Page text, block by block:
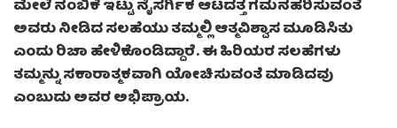
ಮೇಲೆ ನಂಬಿಕೆ ಇಟ್ಟು ನೈಸರ್ಗಿಕ ಆಟದತ್ತ ಗಮನಹರಿಸುವಂತೆ
ಅವರು ನೀಡಿದ ಸಲಹೆಯು ತಮ್ಮಲ್ಲಿ ಆತ್ಮವಿಶ್ವಾಸ ಮೂಡಿಸಿತು
ಎಂದು ರಿಚಾ ಹೇಳಿಕೊಂಡಿದ್ದಾರೆ. ಈ ಹಿರಿಯರ ಸಲಹೆಗಳು
ತಮ್ಮನ್ನು ಸಕಾರಾತ್ಮಕವಾಗಿ ಯೋಚಿಸುವಂತೆ ಮಾಡಿದವು
ಎಂಬುದು ಅವರ ಅಭಿಪ್ರಾಯ.